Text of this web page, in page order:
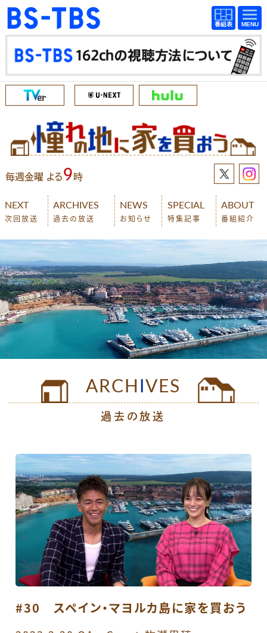
BS-TBS
番組
表
BS-TBS
番組
表
ドラマ 映画
紀行 報道
教養 スポーツ
音楽 エンタメ
アニメ ファンクラブ
視聴方法 4K放送
ショッピング
公式SNS プレゼント
ご意見・ご感想 会社情報
毎週金曜 よる9時
NEXT
次回放送
ARCHIVES
過去の放送
NEWS
お知らせ
SPECIAL
特集記事
ABOUT
番組紹介
ARCHIVES
過去の放送
#30 スペイン・マヨルカ島に家を買おう